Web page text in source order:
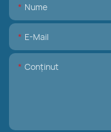
Nume
E-Mail
Conţinut